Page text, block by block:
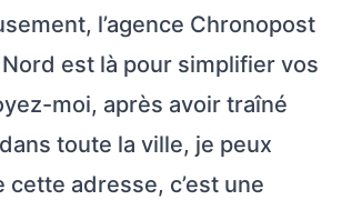
l’agence Chronopost
est là pour simplifier vos
moi, après avoir traîné
toute la ville, je peux
cette adresse, c’est une